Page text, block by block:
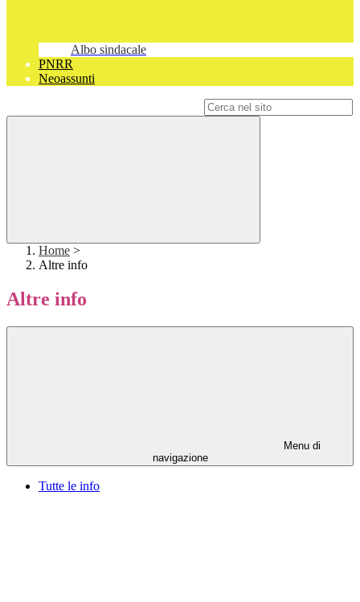
Albo sindacale
PNRR
Neoassunti
Home >
Altre info
Altre info
Menu di
navigazione
Tutte le info